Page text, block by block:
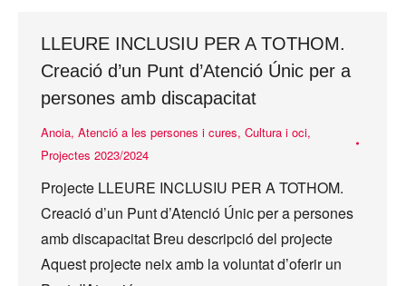
LLEURE INCLUSIU PER A TOTHOM.
Creació d’un Punt d’Atenció Únic per a
persones amb discapacitat
Anoia, Atenció a les persones i cures, Cultura i oci,
Projectes 2023/2024
Projecte LLEURE INCLUSIU PER A TOTHOM.
Creació d’un Punt d’Atenció Únic per a persones
amb discapacitat Breu descripció del projecte
Aquest projecte neix amb la voluntat d’oferir un